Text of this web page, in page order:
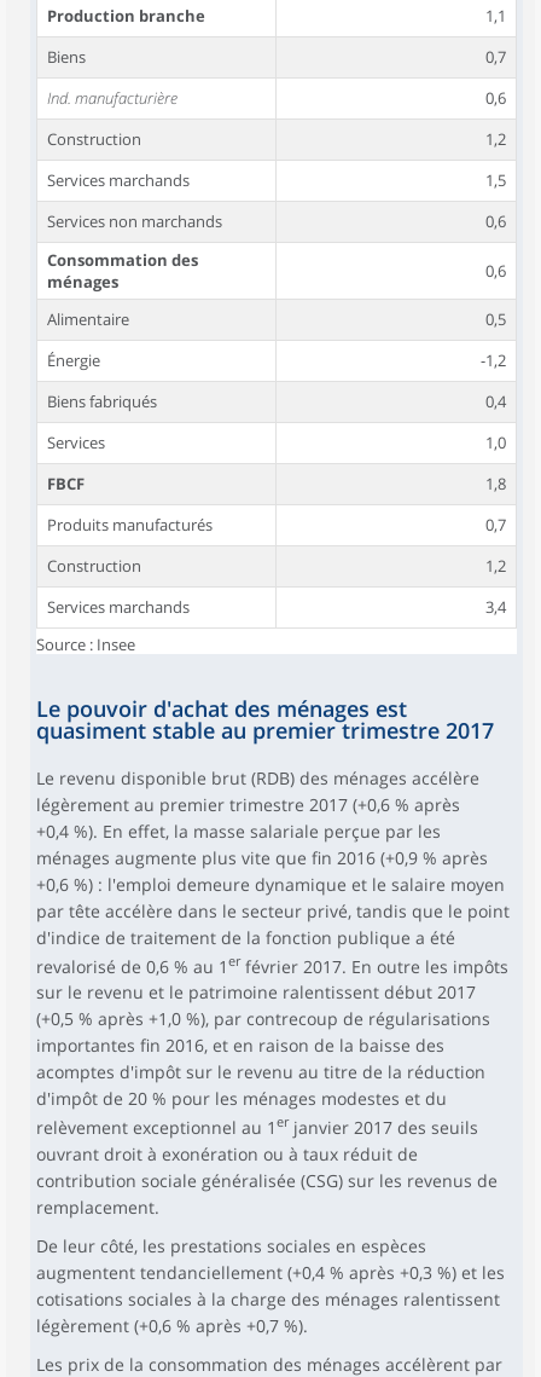
Production branche
1,1
Biens
0,7
Ind. manufacturière
0,6
Construction
1,2
Services marchands
1,5
Services non marchands
0,6
Consommation des
ménages
0,6
Alimentaire
0,5
Énergie
-1,2
Biens fabriqués
0,4
Services
1,0
FBCF
1,8
Produits manufacturés
0,7
Construction
1,2
Services marchands
3,4
Source : Insee
Le pouvoir d'achat des ménages est
quasiment stable au premier trimestre 2017
Le revenu disponible brut (RDB) des ménages accélère
légèrement au premier trimestre 2017 (+0,6 % après
+0,4 %). En effet, la masse salariale perçue par les
ménages augmente plus vite que fin 2016 (+0,9 % après
+0,6 %) : l'emploi demeure dynamique et le salaire moyen
par tête accélère dans le secteur privé, tandis que le point
d'indice de traitement de la fonction publique a été
revalorisé de 0,6 % au 1 erfévrier 2017. En outre les impôts
sur le revenu et le patrimoine ralentissent début 2017
(+0,5 % après +1,0 %), par contrecoup de régularisations
importantes fin 2016, et en raison de la baisse des
acomptes d'impôt sur le revenu au titre de la réduction
d'impôt de 20 % pour les ménages modestes et du
relèvement exceptionnel au 1 erjanvier 2017 des seuils
ouvrant droit à exonération ou à taux réduit de
contribution sociale généralisée (CSG) sur les revenus de
remplacement.
De leur côté, les prestations sociales en espèces
augmentent tendanciellement (+0,4 % après +0,3 %) et les
cotisations sociales à la charge des ménages ralentissent
légèrement (+0,6 % après +0,7 %).
Les prix de la consommation des ménages accélèrent par